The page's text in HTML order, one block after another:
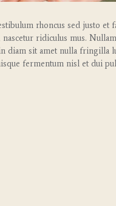
rhoncus sed justo
ridiculus mus.
diam sit amet nulla fringilla
fermentum nisl et dui